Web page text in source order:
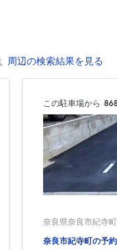
周辺の検索結果を見る
この駐車場から
奈良県奈良市紀寺
奈良市紀寺町の予